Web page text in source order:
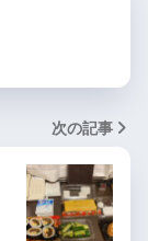
次の記事